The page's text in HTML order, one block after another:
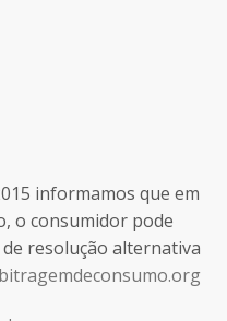
informamos que em
o consumidor pode
resolução alternativa